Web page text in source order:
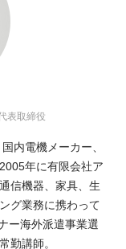
表取締役
内電機メーカー、
年に有限会社ア
信機器、家具、生
グ業務に携わって
ー海外派遣事業選
勤講師。